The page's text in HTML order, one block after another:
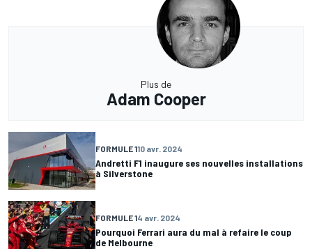
Plus de
Adam Cooper
FORMULE 110 avr. 2024
Andretti F1 inaugure ses nouvelles installations
à Silverstone
FORMULE 14 avr. 2024
Pourquoi Ferrari aura du mal à refaire le coup
de Melbourne